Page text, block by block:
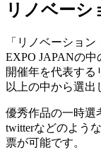
リノベーシ
「リノベーショ
EXPO JAPANの中
開催年を代表する
以上の中から選出
優秀作品の一時選
twitterなどのよう
票が可能です。